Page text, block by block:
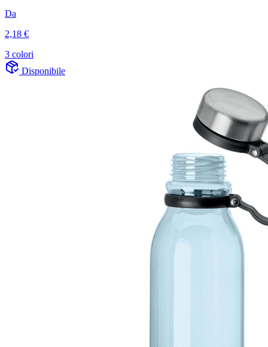
Da
2,18 €
3 colori
Disponibile